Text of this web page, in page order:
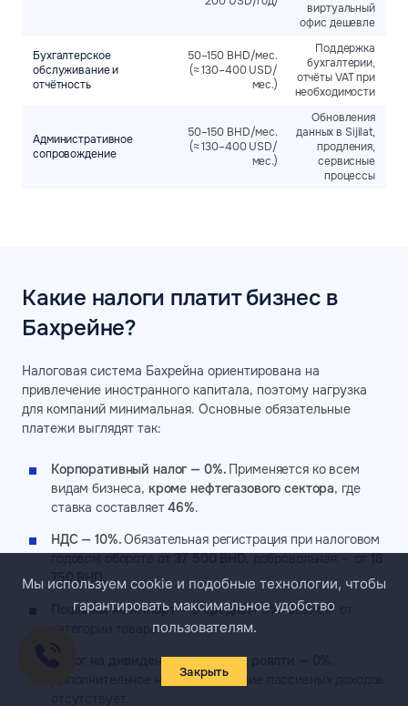
виртуальный
офис дешевле
Бухгалтерское
обслуживание и
отчётность
50–150 BHD/мес.
(≈ 130–400 USD/
мес.)
Поддержка
бухгалтерии,
отчёты VAT при
необходимости
Административное
сопровождение
50–150 BHD/мес.
(≈ 130–400 USD/
мес.)
Обновления
данных в Sijilat,
продления,
сервисные
процессы
Какие налоги платит бизнес в
Бахрейне?
Налоговая система Бахрейна ориентирована на
привлечение иностранного капитала, поэтому нагрузка
для компаний минимальная. Основные обязательные
платежи выглядят так:
Корпоративный налог — 0%. Применяется ко всем
видам бизнеса, кроме нефтегазового сектора, где
ставка составляет46%.
НДС — 10%.Обязательная регистрация при налоговом
годовом оборотеот 37 500 BHD, добровольная — от18
750 BHD
Пошлины на импорт — в среднем 5%.Зависят от
категории товара.
Налог на дивиденды, проценты, роялти — 0%.
Дополнительное налогообложение пассивных доходов
Мы используем cookie и подобные технологии, чтобы
гарантировать максимальное удобство
пользователям.
Закрыть